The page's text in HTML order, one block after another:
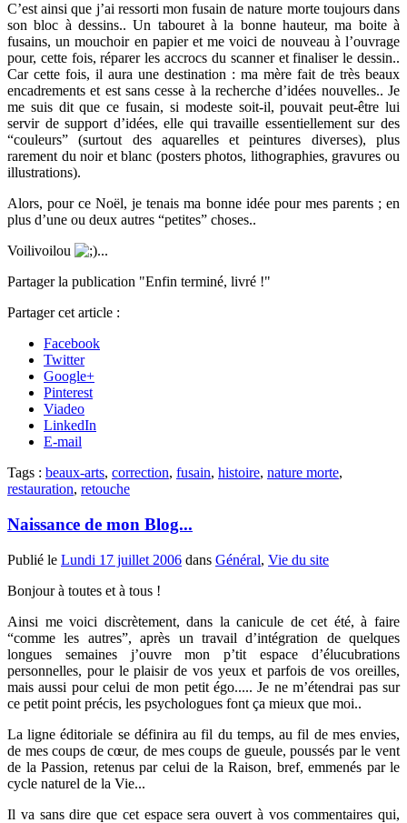
C’est ainsi que j’ai ressorti mon fusain de nature morte toujours dans
son bloc à dessins.. Un tabouret à la bonne hauteur, ma boite à
fusains, un mouchoir en papier et me voici de nouveau à l’ouvrage
pour, cette fois, réparer les accrocs du scanner et finaliser le dessin..
Car cette fois, il aura une destination : ma mère fait de très beaux
encadrements et est sans cesse à la recherche d’idées nouvelles.. Je
me suis dit que ce fusain, si modeste soit-il, pouvait peut-être lui
servir de support d’idées, elle qui travaille essentiellement sur des
“couleurs” (surtout des aquarelles et peintures diverses), plus
rarement du noir et blanc (posters photos, lithographies, gravures ou
illustrations).
Alors, pour ce Noël, je tenais ma bonne idée pour mes parents ; en
plus d’une ou deux autres “petites” choses..
Voilivoilou
...
Partager la publication "Enfin terminé, livré !"
Partager cet article :
Facebook
Twitter
Google+
Pinterest
Viadeo
LinkedIn
E-mail
Tags : beaux-arts, correction, fusain, histoire, nature morte,
restauration, retouche
Naissance de mon Blog...
Publié le Lundi 17 juillet 2006 dans Général, Vie du site
Bonjour à toutes et à tous !
Ainsi me voici discrètement, dans la canicule de cet été, à faire
“comme les autres”, après un travail d’intégration de quelques
longues semaines j’ouvre mon p’tit espace d’élucubrations
personnelles, pour le plaisir de vos yeux et parfois de vos oreilles,
mais aussi pour celui de mon petit égo..... Je ne m’étendrai pas sur
ce petit point précis, les psychologues font ça mieux que moi..
La ligne éditoriale se définira au fil du temps, au fil de mes envies,
de mes coups de cœur, de mes coups de gueule, poussés par le vent
de la Passion, retenus par celui de la Raison, bref, emmenés par le
cycle naturel de la Vie...
Il va sans dire que cet espace sera ouvert à vos commentaires qui,